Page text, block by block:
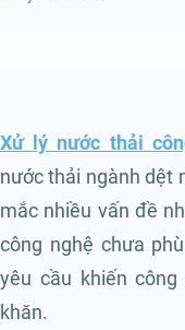
Xử lý nước thải
nước thải ngành dệt
mắc nhiều vấn đề
công nghệ chưa
yêu cầu khiến
khăn.